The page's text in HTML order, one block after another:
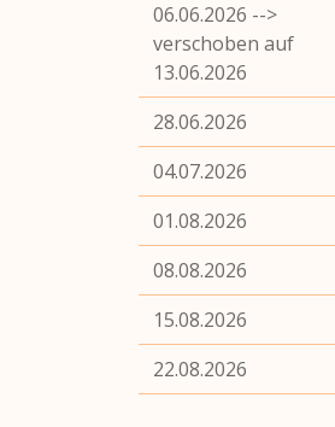
06.06.2026 -->
verschoben auf
13.06.2026
28.06.2026
04.07.2026
01.08.2026
08.08.2026
15.08.2026
22.08.2026